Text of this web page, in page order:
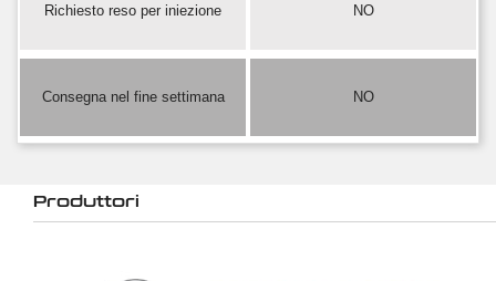
Richiesto reso per iniezione NO
Consegna nel fine settimana NO
Produttori